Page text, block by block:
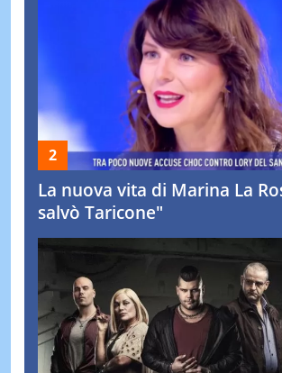
La nuova vita di Marina La
salvò Taricone"